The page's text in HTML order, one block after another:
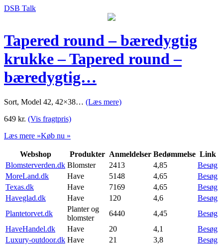
DSB Talk
Tapered round – bæredygtig
krukke – Tapered round –
bæredygtig…
Sort, Model 42, 42×38… (Læs mere)
649 kr. (Vis fragtpris)
Læs mere »Køb nu »
Webshop Produkter Anmeldelser Bedømmelse Link
Blomsterverden.dk Blomster 2413 4,85
Besøg
MoreLand.dk
Have 5148 4,65
Besøg
Texas.dk
Have 7169 4,65
Besøg
Haveglad.dk
Have 120 4,6
Besøg
Plantetorvet.dk
Planter og
blomster
6440 4,45
Besøg
HaveHandel.dk
Have 20 4,1
Besøg
Luxury-outdoor.dk Have 21 3,8
Besøg